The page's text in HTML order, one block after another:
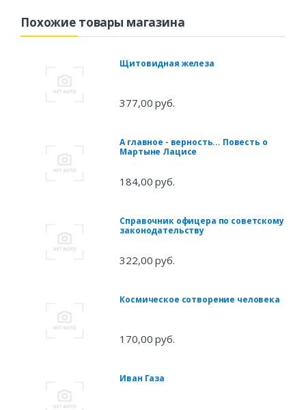
Похожие товары магазина
Щитовидная железа
377,00 руб.
А главное - верность... Повесть о
Мартыне Лацисе
184,00 руб.
Справочник офицера по советскому
законодательству
322,00 руб.
Космическое сотворение человека
170,00 руб.
Иван Газа